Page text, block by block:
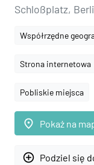
Schloßplatz,
Współrzędne
Strona internetowa
Pobliskie miejsca
place Pokaż na
add_circle_outline Podziel się